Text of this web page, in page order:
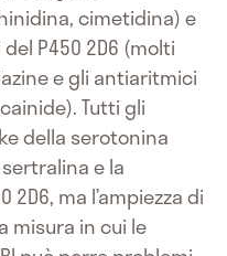
cimetidina) e
P450 2D6 (molti
e gli antiaritmici
Tutti gli
della serotonina
e la
ma l’ampiezza di
misura in cui le